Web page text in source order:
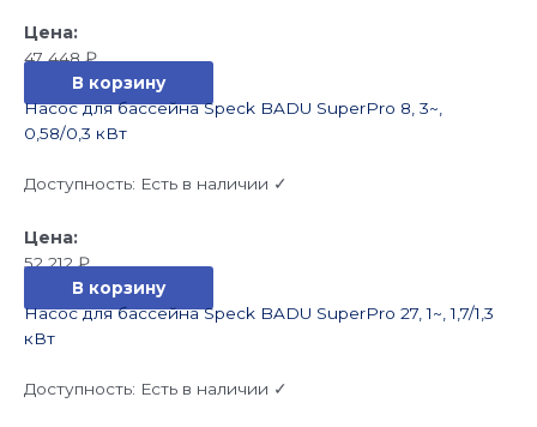
47 448₽
В корзину
Насос для бассейна Speck BADU SuperPro 8, 3~,
0,58/0,3 кВт
Доступность: Есть в наличии ✓
52 212₽
В корзину
Насос для бассейна Speck BADU SuperPro 27, 1~, 1,7/1,3
кВт
Доступность: Есть в наличии ✓